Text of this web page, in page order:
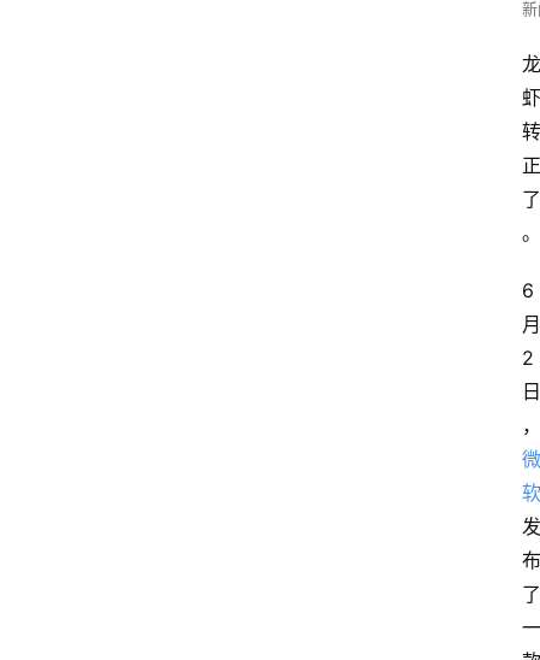
龙
虾
转
正
了
。
6
月
2
日
，
微
软
发
布
了
一